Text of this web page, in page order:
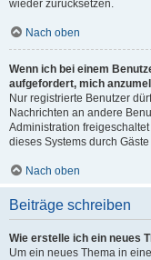
wieder zurücksetzen.
Nach oben
Wenn ich bei einem
aufgefordert, mich
Nur registrierte Benutzer
Nachrichten an andere
Administration
dieses Systems durch
Nach oben
Beiträge schreiben
Wie erstelle ich ein neues
Um ein neues Thema in